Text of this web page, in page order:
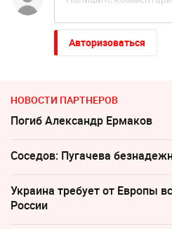
Авторизоваться
НОВОСТИ ПАРТНЕРОВ
Погиб Александр Ермаков
Соседов: Пугачева
Украина требует от Европы
России